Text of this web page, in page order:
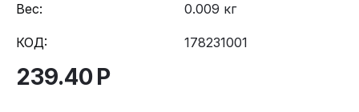
Вес: 0.009 кг
КОД: 178231001
239.40Р